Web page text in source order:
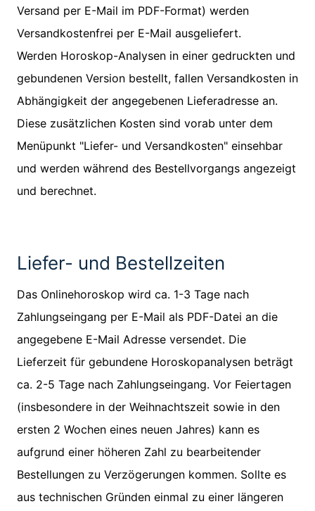
Versand per E-Mail im PDF-Format) werden
Versandkostenfrei per E-Mail ausgeliefert.
Werden Horoskop-Analysen in einer gedruckten und
gebundenen Version bestellt, fallen Versandkosten in
Abhängigkeit der angegebenen Lieferadresse an.
Diese zusätzlichen Kosten sind vorab unter dem
Menüpunkt "Liefer- und Versandkosten" einsehbar
und werden während des Bestellvorgangs angezeigt
und berechnet.
Liefer- und Bestellzeiten
Das Onlinehoroskop wird ca. 1-3 Tage nach
Zahlungseingang per E-Mail als PDF-Datei an die
angegebene E-Mail Adresse versendet. Die
Lieferzeit für gebundene Horoskopanalysen beträgt
ca. 2-5 Tage nach Zahlungseingang. Vor Feiertagen
(insbesondere in der Weihnachtszeit sowie in den
ersten 2 Wochen eines neuen Jahres) kann es
aufgrund einer höheren Zahl zu bearbeitender
Bestellungen zu Verzögerungen kommen. Sollte es
aus technischen Gründen einmal zu einer längeren